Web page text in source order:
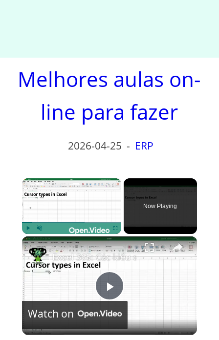
Melhores aulas on-
line para fazer
2026-04-25 - ERP
×
Play Unmute Fullscreen
Now Playing
×
P
l
Excel 365: Các kiểu con trỏ (Cursor)
Watch on